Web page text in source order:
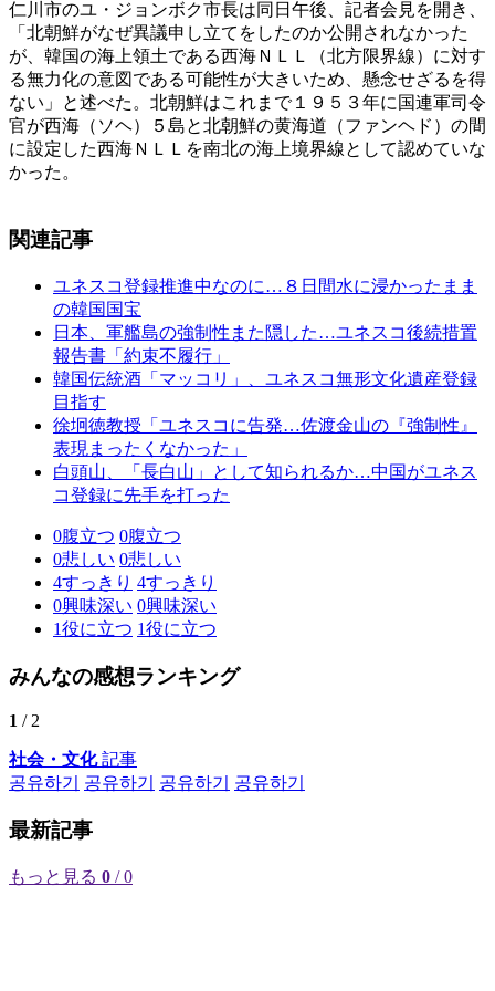
仁川市のユ・ジョンボク市長は同日午後、記者会見を開き、
「北朝鮮がなぜ異議申し立てをしたのか公開されなかった
が、韓国の海上領土である西海ＮＬＬ（北方限界線）に対す
る無力化の意図である可能性が大きいため、懸念せざるを得
ない」と述べた。北朝鮮はこれまで１９５３年に国連軍司令
官が西海（ソヘ）５島と北朝鮮の黄海道（ファンヘド）の間
に設定した西海ＮＬＬを南北の海上境界線として認めていな
かった。
関連記事
ユネスコ登録推進中なのに…８日間水に浸かったまま
の韓国国宝
日本、軍艦島の強制性また隠した…ユネスコ後続措置
報告書「約束不履行」
韓国伝統酒「マッコリ」、ユネスコ無形文化遺産登録
目指す
徐坰徳教授「ユネスコに告発…佐渡金山の『強制性』
表現まったくなかった」
白頭山、「長白山」として知られるか…中国がユネス
コ登録に先手を打った
0腹立つ 0腹立つ
0悲しい 0悲しい
4すっきり 4すっきり
0興味深い 0興味深い
1役に立つ 1役に立つ
みんなの感想ランキング
1 / 2
社会・文化記事
공유하기
공유하기 공유하기 공유하기
最新記事
もっと見る 0 / 0